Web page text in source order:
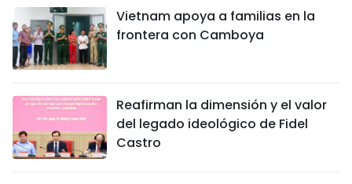
Vietnam apoya a familias en la
frontera con Camboya
Reafirman la dimensión y el valor
del legado ideológico de Fidel
Castro